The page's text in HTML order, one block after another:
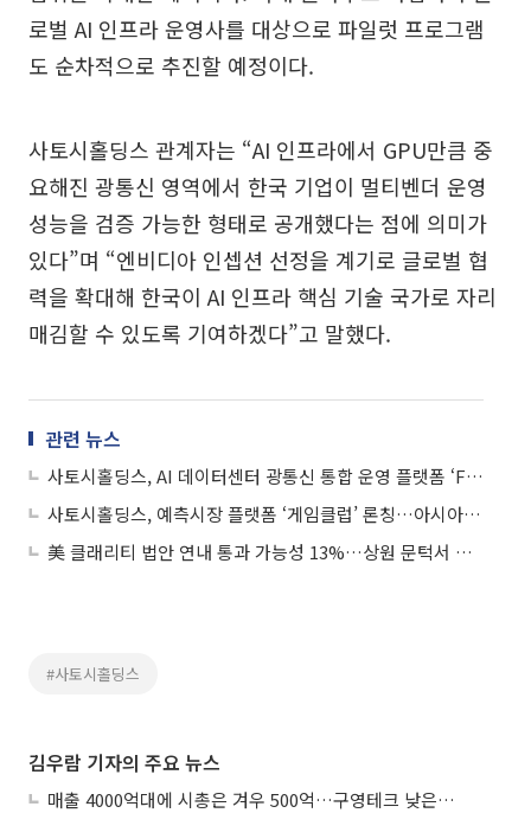
로벌 AI 인프라 운영사를 대상으로 파일럿 프로그램
도 순차적으로 추진할 예정이다.
사토시홀딩스 관계자는 “AI 인프라에서 GPU만큼 중
요해진 광통신 영역에서 한국 기업이 멀티벤더 운영
성능을 검증 가능한 형태로 공개했다는 점에 의미가
있다”며 “엔비디아 인셉션 선정을 계기로 글로벌 협
력을 확대해 한국이 AI 인프라 핵심 기술 국가로 자리
매김할 수 있도록 기여하겠다”고 말했다.
관련 뉴스
사토시홀딩스, AI 데이터센터 광통신 통합 운영 플랫폼 ‘FIBER’ 공개
사토시홀딩스, 예측시장 플랫폼 ‘게임클럽’ 론칭…아시아 시장 공략
美 클래리티 법안 연내 통과 가능성 13%…상원 문턱서 제동
#사토시홀딩스
김우람 기자의 주요 뉴스
매출 4000억대에 시총은 겨우 500억…구영테크 낮은 몸값에 저가 승계 마무리